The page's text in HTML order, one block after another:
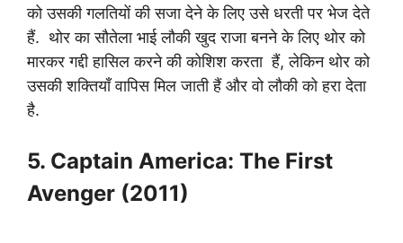
को उसकी गलतियों की सजा देने के लिए उसे धरती पर भेज देते
हैं. थोर का सौतेला भाई लौकी खुद राजा बनने के लिए थोर को
मारकर गद्दी हासिल करने की कोशिश करता हैं, लेकिन थोर को
उसकी शक्तियाँ वापिस मिल जाती हैं और वो लौकी को हरा देता
है.
5. Captain America: The First
Avenger (2011)